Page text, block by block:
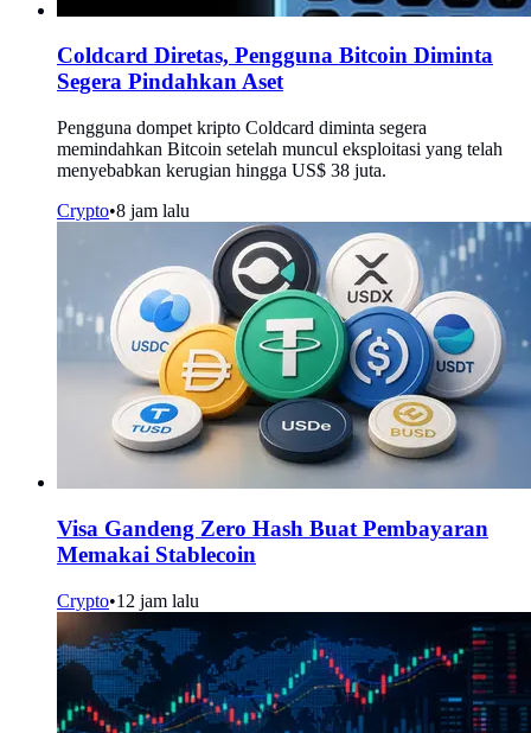
Coldcard Diretas, Pengguna Bitcoin Diminta
Segera Pindahkan Aset
Pengguna dompet kripto Coldcard diminta segera
memindahkan Bitcoin setelah muncul eksploitasi yang telah
menyebabkan kerugian hingga US$ 38 juta.
Crypto•8 jam lalu
Visa Gandeng Zero Hash Buat Pembayaran
Memakai Stablecoin
Crypto•12 jam lalu